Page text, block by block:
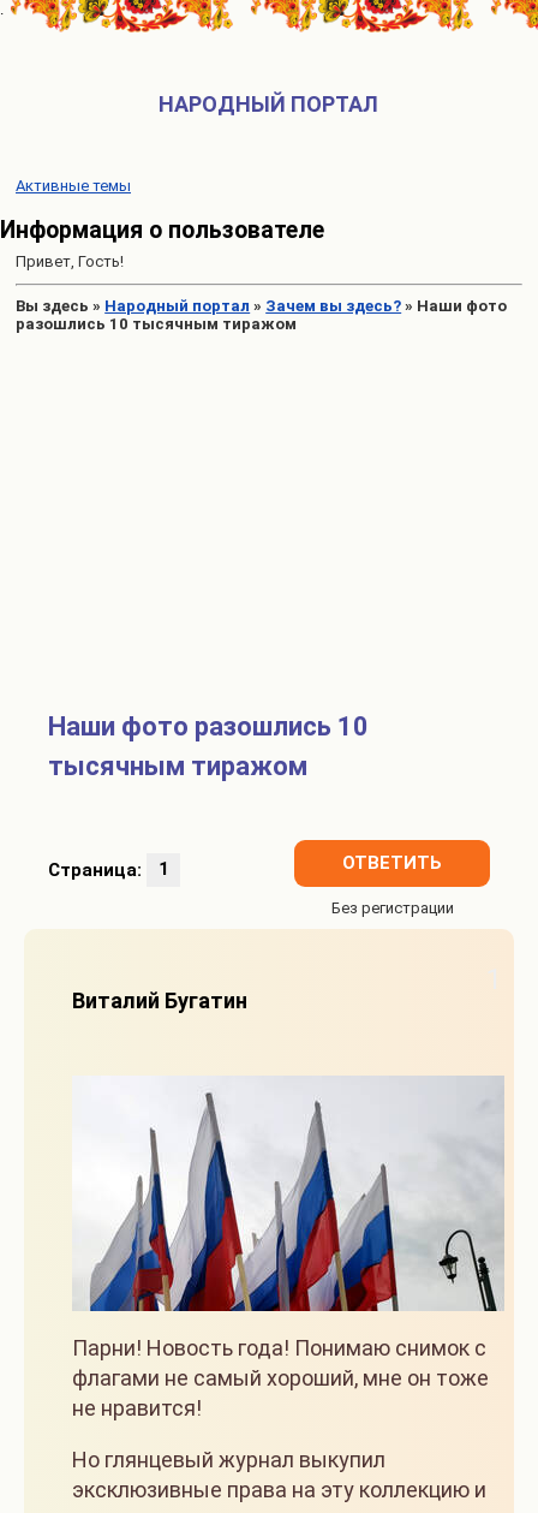
НАРОДНЫЙ ПОРТАЛ
Активные темы
Информация о пользователе
Привет, Гость!
Вы здесь » Народный портал » Зачем вы здесь? » Наши фото
разошлись 10 тысячным тиражом
Наши фото разошлись 10
тысячным тиражом
Страница: 1 ОТВЕТИТЬ
Виталий Бугатин
Парни! Новость года! Понимаю снимок с
флагами не самый хороший, мне он тоже
не нравится!
Но глянцевый журнал выкупил
эксклюзивные права на эту коллекцию и